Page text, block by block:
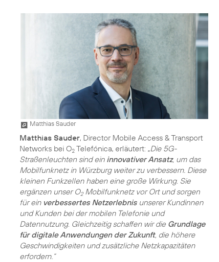
Matthias Sauder
Matthias Sauder, Director Mobile Access & Transport
Networks bei O2 Telefónica, erläutert: „Die 5G-
Straßenleuchten sind ein innovativer Ansatz, um das
Mobilfunknetz in Würzburg weiter zu verbessern. Diese
kleinen Funkzellen haben eine große Wirkung. Sie
ergänzen unser O2Mobilfunknetz vor Ort und sorgen
für ein verbessertes Netzerlebnisunserer Kundinnen
und Kunden bei der mobilen Telefonie und
Datennutzung. Gleichzeitig schaffen wir die Grundlage
für digitale Anwendungen der Zukunft, die höhere
Geschwindigkeiten und zusätzliche Netzkapazitäten
erfordern.“